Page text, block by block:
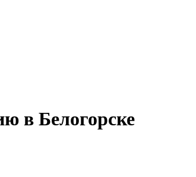
в Белогорске